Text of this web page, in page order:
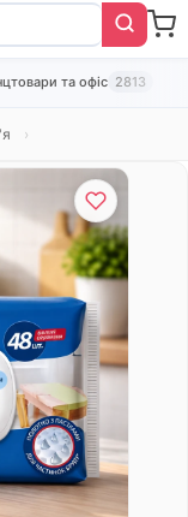
та офіс 2813